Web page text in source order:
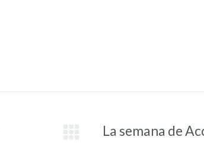
Entrada
La semana de